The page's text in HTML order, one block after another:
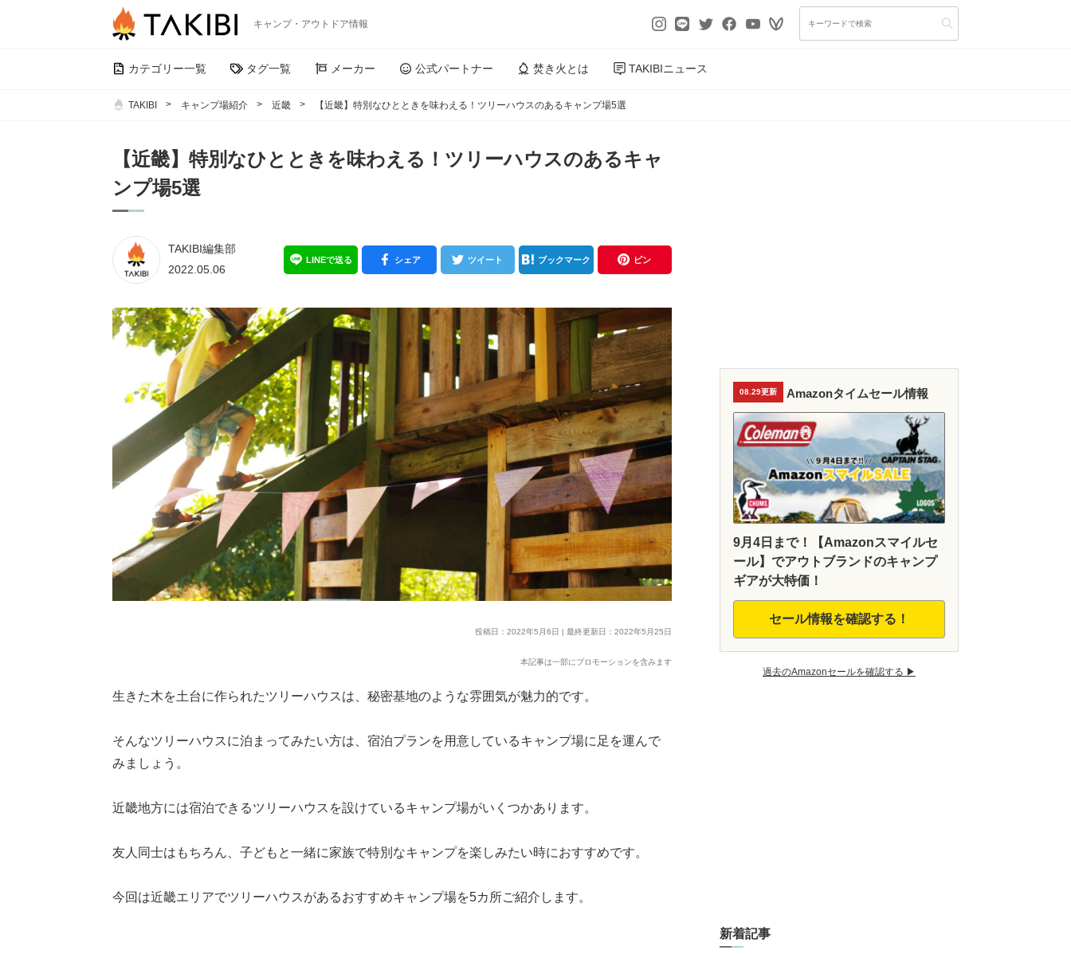
キャンプ・アウトドア情報
カテゴリー一覧 タグ一覧 メーカー 公式パートナー 焚き火とは TAKIBIニュース
TAKIBI キャンプ場紹介 近畿 【近畿】特別なひとときを味わえる！ツリーハウスのあるキャンプ場5選
【近畿】特別なひとときを味わえる！ツリーハウスのあるキャ
ンプ場5選
TAKIBI編集部
2022.05.06
LINEで送る シェア ツイート ブックマーク ピン
投稿日：2022年5月6日 | 最終更新日：2022年5月25日
本記事は一部にプロモーションを含みます
生きた木を土台に作られたツリーハウスは、秘密基地のような雰囲気が魅力的です。
そんなツリーハウスに泊まってみたい方は、宿泊プランを用意しているキャンプ場に足を運んで
みましょう。
近畿地方には宿泊できるツリーハウスを設けているキャンプ場がいくつかあります。
友人同士はもちろん、子どもと一緒に家族で特別なキャンプを楽しみたい時におすすめです。
今回は近畿エリアでツリーハウスがあるおすすめキャンプ場を5カ所ご紹介します。
08.29更新 Amazonタイムセール情報
9月4日まで！【Amazonスマイルセ
ール】でアウトブランドのキャンプ
ギアが大特価！
セール情報を確認する！
過去のAmazonセールを確認する ▶︎
新着記事